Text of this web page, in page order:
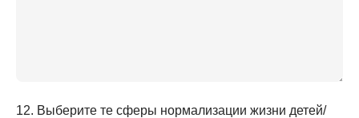
12. Выберите те сферы нормализации жизни детей/